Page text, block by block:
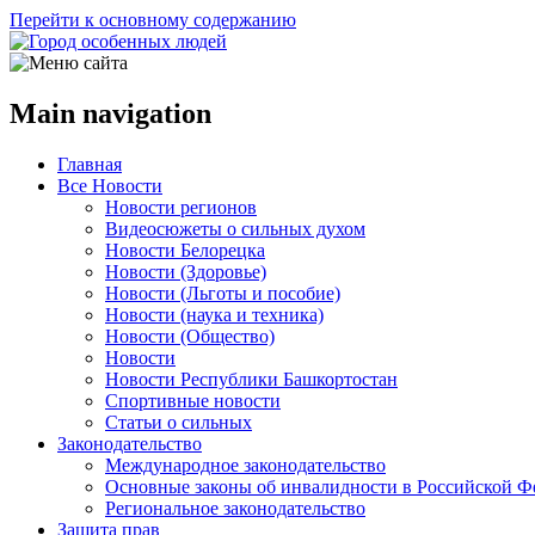
Перейти к основному содержанию
Main navigation
Главная
Все Новости
Новости регионов
Видеосюжеты о сильных духом
Новости Белорецка
Новости (Здоровье)
Новости (Льготы и пособие)
Новости (наука и техника)
Новости (Общество)
Новости
Новости Республики Башкортостан
Спортивные новости
Статьи о сильных
Законодательство
Международное законодательство
Основные законы об инвалидности в Российской
Региональное законодательство
Защита прав